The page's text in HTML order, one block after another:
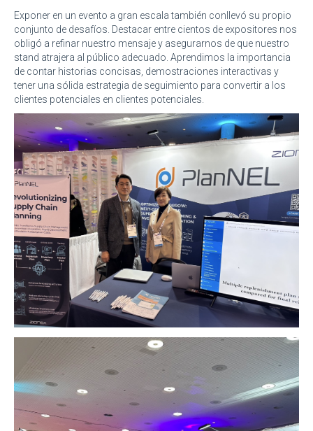
Exponer en un evento a gran escala también conllevó su propio
conjunto de desafíos. Destacar entre cientos de expositores nos
obligó a refinar nuestro mensaje y asegurarnos de que nuestro
stand atrajera al público adecuado. Aprendimos la importancia
de contar historias concisas, demostraciones interactivas y
tener una sólida estrategia de seguimiento para convertir a los
clientes potenciales en clientes potenciales.